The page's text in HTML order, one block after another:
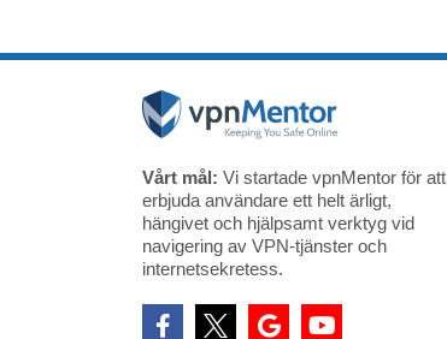
Vårt mål: Vi startade vpnMentor för att
erbjuda användare ett helt ärligt,
hängivet och hjälpsamt verktyg vid
navigering av VPN-tjänster och
internetsekretess.